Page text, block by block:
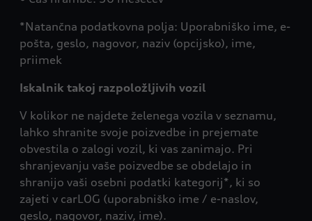
*Natančna podatkovna polja: Uporabniško ime, e-
pošta, geslo, nagovor, naziv (opcijsko), ime,
priimek
Iskalnik takoj razpoložljivih vozil
V kolikor ne najdete želenega vozila v seznamu,
lahko shranite svoje poizvedbe in prejemate
obvestila o zalogi vozil, ki vas zanimajo. Pri
shranjevanju vaše poizvedbe se obdelajo in
shranijo vaši osebni podatki kategorij*, ki so
zajeti v carLOG (uporabniško ime / e-naslov,
geslo, nagovor, naziv, ime).